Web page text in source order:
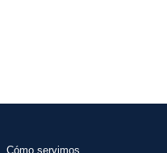
Cómo servimos